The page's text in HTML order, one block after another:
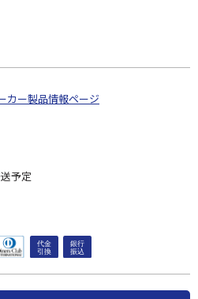
カー製品情報ページ
予定